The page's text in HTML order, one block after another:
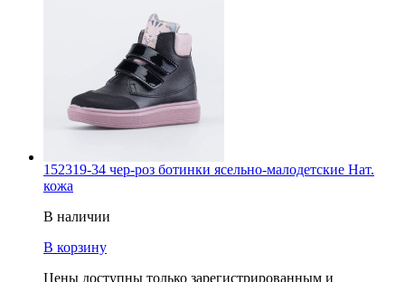
152319-34 чер-роз ботинки ясельно-малодетские Нат.
кожа
В наличии
В корзину
Цены доступны только зарегистрированным и